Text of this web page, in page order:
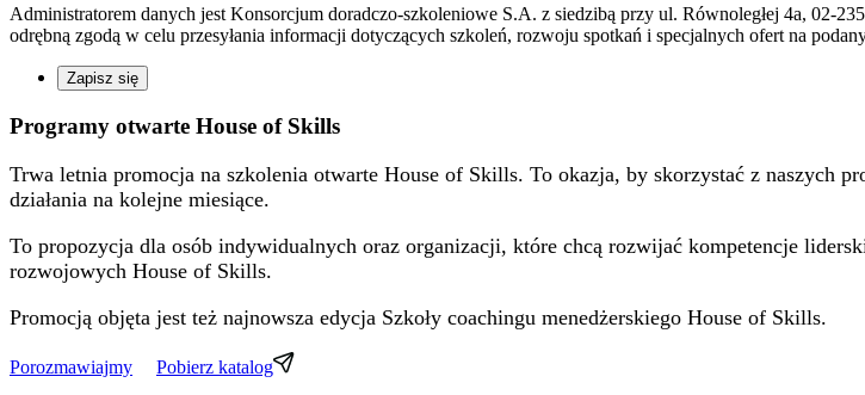
Administratorem danych jest Konsorcjum doradczo-szkoleniowe S.A. z siedzibą przy ul. Równoległej 4a, 02-
odrębną zgodą w celu przesyłania informacji dotyczących szkoleń, rozwoju spotkań i specjalnych ofert na
Zapisz się
Programy otwarte House of Skills
Trwa letnia promocja na szkolenia otwarte House of Skills. To okazja, by skorzystać z naszych
działania na kolejne miesiące.
To propozycja dla osób indywidualnych oraz organizacji, które chcą rozwijać kompetencje
rozwojowych House of Skills.
Promocją objęta jest też najnowsza edycja Szkoły coachingu menedżerskiego House of Skills.
Porozmawiajmy Pobierz katalog